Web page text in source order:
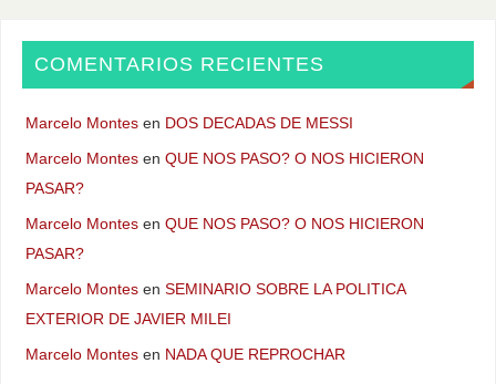
COMENTARIOS RECIENTES
Marcelo Montesen DOS DECADAS DE MESSI
Marcelo Montesen QUE NOS PASO? O NOS HICIERON
PASAR?
Marcelo Montesen QUE NOS PASO? O NOS HICIERON
PASAR?
Marcelo Montesen SEMINARIO SOBRE LA POLITICA
EXTERIOR DE JAVIER MILEI
Marcelo Montesen NADA QUE REPROCHAR